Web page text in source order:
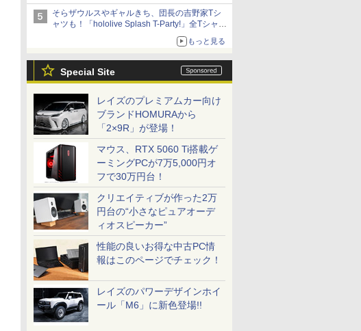
年モデルがラインナップ
そらザウルスやギャルきち、団長の吉野家Tシ
ャツも！「hololive Splash T-Party!」全Tシャツ
ラインナップ公開＆オンライン販売開始
もっと見る
Special Site
レイズのプレミアムカー向け
ブランドHOMURAから
「2×9R」が登場！
マウス、RTX 5060 Ti搭載ゲ
ーミングPCが7万5,000円オ
フで30万円台！
クリエイティブが作った2万
円台の“小さなピュアオーデ
ィオスピーカー”
性能の良いお得な中古PC情
報はこのページでチェック！
レイズのパワーデザインホイ
ール「M6」に新色登場!!